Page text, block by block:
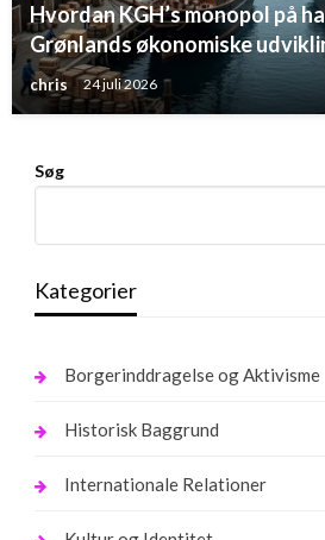
Hvordan KGH’s monopol på
Grønlands økonomiske
chris 24 juli 2026
Søg
Kategorier
Borgerinddragelse og Aktivisme
Historisk Baggrund
Internationale Relationer